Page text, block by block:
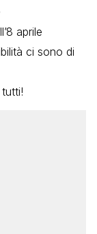
aprile
ci sono di